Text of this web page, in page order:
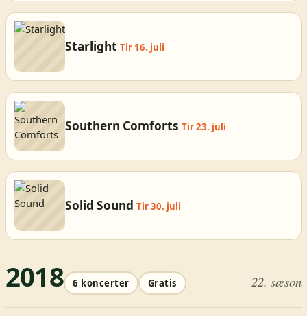
Starlight Tir 16. juli
Southern Comforts Tir 23. juli
Solid Sound Tir 30. juli
2018 6 koncerter Gratis 22. sæson